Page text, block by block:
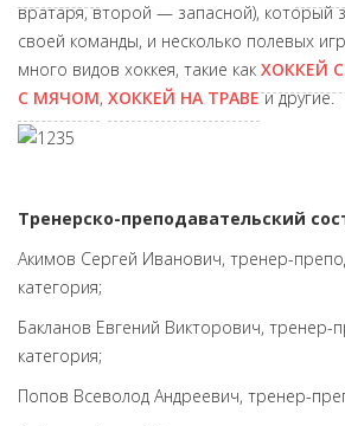
вратаря, второй — запасной), который
своей команды, и несколько полевых
много видов хоккея, такие как ХОККЕЙ
С МЯЧОМ, ХОККЕЙ НА ТРАВЕи другие.
Тренерско-преподавательский
Акимов Сергей Иванович, тренер-
категория;
Бакланов Евгений Викторович, тренер-
категория;
Попов Всеволод Андреевич, тренер-